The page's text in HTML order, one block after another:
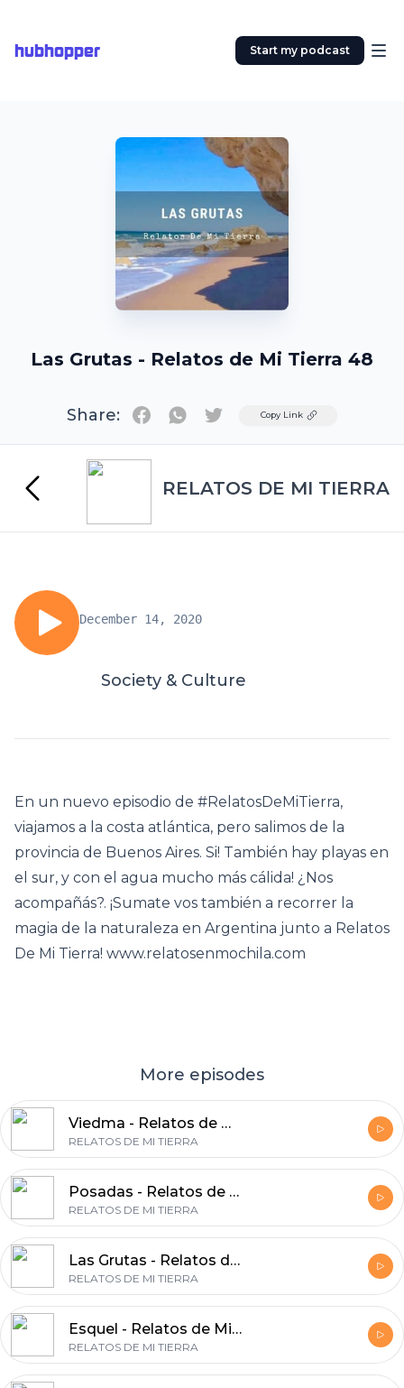
hubhopper Start my podcast
Las Grutas - Relatos de Mi Tierra 48
Share: TwitterCopy Link
RELATOS DE MI TIERRA
December 14, 2020
Society & Culture
En un nuevo episodio de #RelatosDeMiTierra,
viajamos a la costa atlántica, pero salimos de la
provincia de Buenos Aires. Si! También hay playas en
el sur, y con el agua mucho más cálida! ¿Nos
acompañás?. ¡Sumate vos también a recorrer la
magia de la naturaleza en Argentina junto a Relatos
De Mi Tierra! www.relatosenmochila.com
More episodes
Viedma - Relatos de mi Tierra 50
RELATOS DE MI TIERRA
Posadas - Relatos de Mi Tierra 49
RELATOS DE MI TIERRA
Las Grutas - Relatos de Mi Tierra 48
RELATOS DE MI TIERRA
Esquel - Relatos de Mi Tierra 47
RELATOS DE MI TIERRA